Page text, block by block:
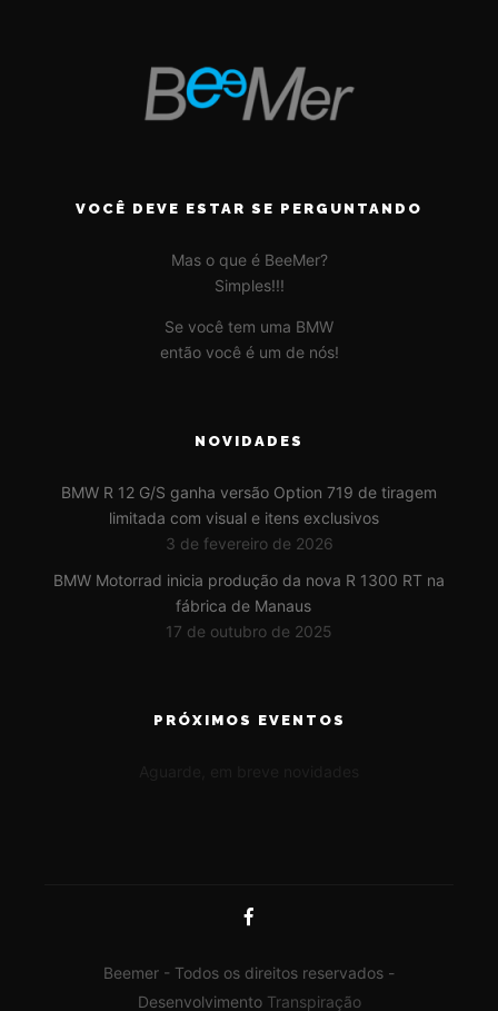
VOCÊ DEVE ESTAR SE PERGUNTANDO
Mas o que é BeeMer?
Simples!!!
Se você tem uma BMW
então você é um de nós!
NOVIDADES
BMW R 12 G/S ganha versão Option 719 de tiragem
limitada com visual e itens exclusivos
3 de fevereiro de 2026
BMW Motorrad inicia produção da nova R 1300 RT na
fábrica de Manaus
17 de outubro de 2025
PRÓXIMOS EVENTOS
Beemer - Todos os direitos reservados -
Desenvolvimento Transpiração